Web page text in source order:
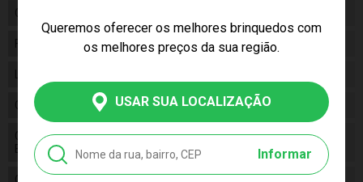
Queremos oferecer os melhores brinquedos com
os melhores preços da sua região.
USAR SUA LOCALIZAÇÃO
Informar
Categoria
Fabricante Hasbro
Código F2619XB0
Código de
Barras